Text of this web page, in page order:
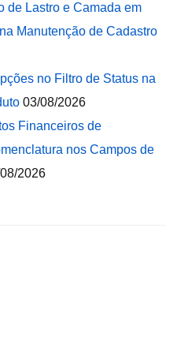
de Lastro e Camada em
Manutenção de Cadastro
no Filtro de Status na
03/08/2026
Financeiros de
nos Campos de
2026